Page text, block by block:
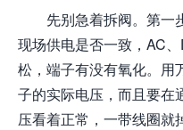
先别急着拆阀。第一
现场供电是否一致，AC
松，端子有没有氧化。用
子的实际电压，而且要在
压看着正常，一带线圈就